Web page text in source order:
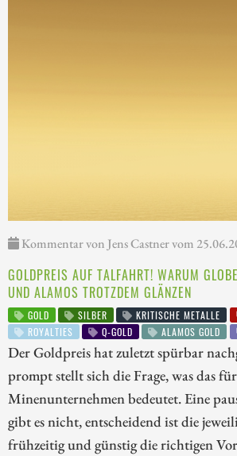
Kommentar von Jens Castner vom
GOLDPREIS AUF TALFAHRT! WARUM
UND ALAMOS TROTZDEM GLÄNZEN
GOLD SILBER KRITISCHE METALLE
ROYALTIES
Q-GOLD ALAMOS GOLD
Der Goldpreis hat zuletzt spürbar
prompt stellt sich die Frage, was das für
Minenunternehmen bedeutet. Eine
gibt es nicht, entscheidend ist die
frühzeitig und günstig die richtigen